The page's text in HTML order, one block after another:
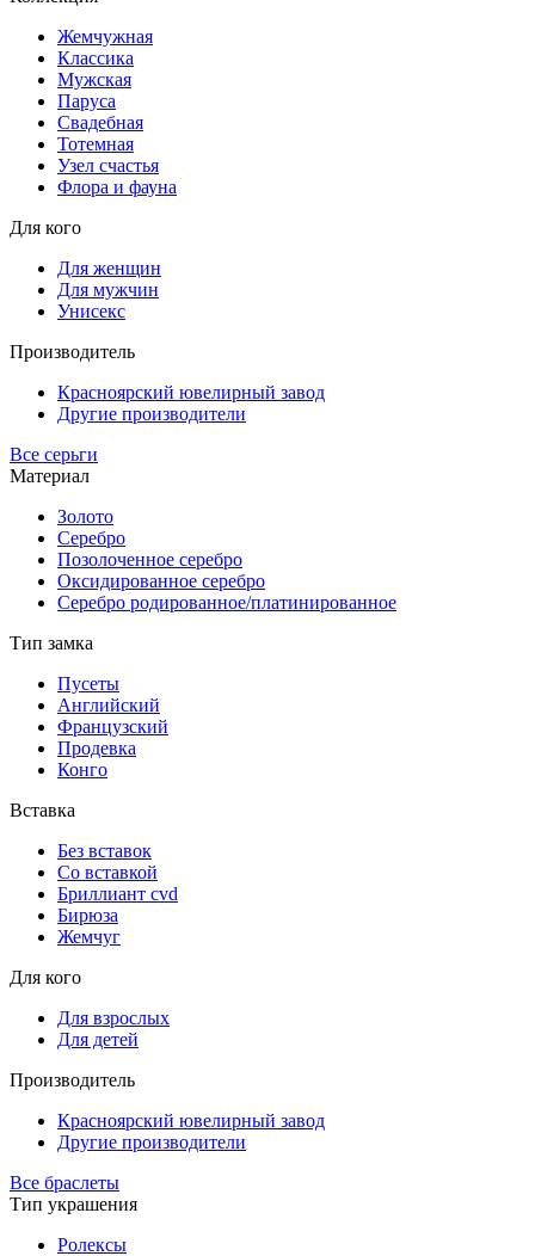
Жемчужная
Классика
Мужская
Паруса
Свадебная
Тотемная
Узел счастья
Флора и фауна
Для кого
Для женщин
Для мужчин
Унисекс
Производитель
Красноярский ювелирный завод
Другие производители
Все серьги
Материал
Золото
Серебро
Позолоченное серебро
Оксидированное серебро
Серебро родированное/платинированное
Тип замка
Пусеты
Английский
Французский
Продевка
Конго
Вставка
Без вставок
Со вставкой
Бриллиант cvd
Бирюза
Жемчуг
Для кого
Для взрослых
Для детей
Производитель
Красноярский ювелирный завод
Другие производители
Все браслеты
Тип украшения
Ролексы